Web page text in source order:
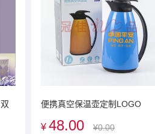
便携真空保温壶定制LOGO
¥ 48.00 ¥0.00